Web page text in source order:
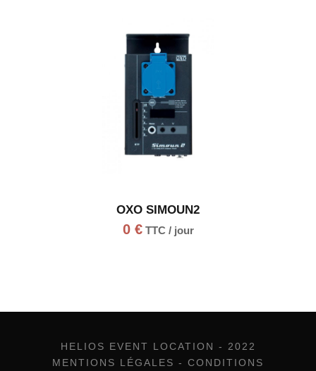
OXO SIMOUN2
0 €TTC / jour
HELIOS EVENT LOCATION - 2022
MENTIONS LÉGALES - CONDITIONS